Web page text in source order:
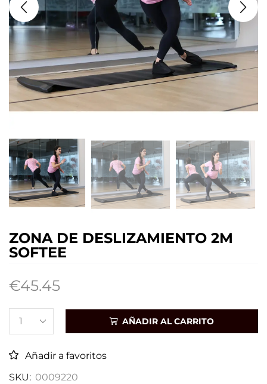
ZONA DE DESLIZAMIENTO 2M
SOFTEE
€45.45
AÑADIR AL CARRITO
Añadir a favoritos
SKU: 0009220